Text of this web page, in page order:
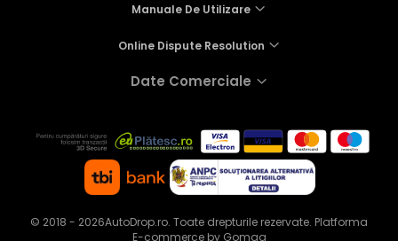
Manuale De Utilizare
Online Dispute Resolution
Date Comerciale
© 2018 - 2026AutoDrop.ro. Toate drepturile rezervate. Platforma
E-commerce by Gomag